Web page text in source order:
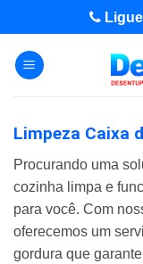
to
content
Ligue
Limpeza Caixa
Procurando uma
cozinha limpa e
para você. Com
oferecemos um
gordura que